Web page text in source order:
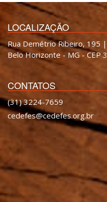
LOCALIZAÇÃO
Rua Demétrio Ribeiro, 195
Belo Horizonte - MG - CEP
CONTATOS
(31) 3224-7659
cedefes@cedefes.org.br